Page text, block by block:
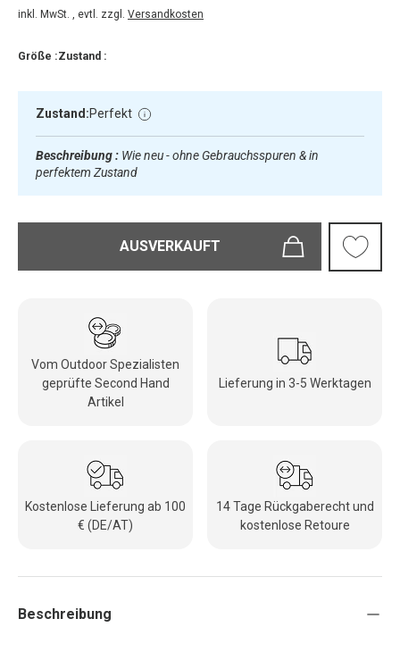
inkl. MwSt. , evtl. zzgl. Versandkosten
Größe :Zustand :
Zustand:Perfekt
Beschreibung : Wie neu - ohne Gebrauchsspuren & in
perfektem Zustand
AUSVERKAUFT
Vom Outdoor Spezialisten
geprüfte Second Hand
Artikel
Lieferung in 3-5 Werktagen
Kostenlose Lieferung ab 100
€ (DE/AT)
14 Tage Rückgaberecht und
kostenlose Retoure
Beschreibung